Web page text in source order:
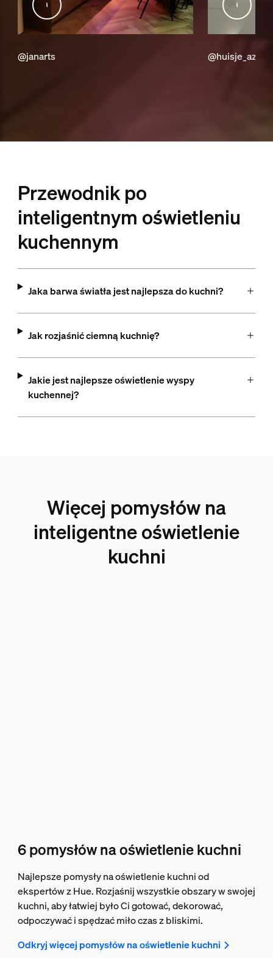
@janarts @huisje_azul
Przewodnik po
inteligentnym oświetleniu
kuchennym
Jaka barwa światła jest najlepsza do kuchni?
Jak rozjaśnić ciemną kuchnię?
Jakie jest najlepsze oświetlenie wyspy
kuchennej?
Więcej pomysłów na
inteligentne oświetlenie
kuchni
6 pomysłów na oświetlenie kuchni
Najlepsze pomysły na oświetlenie kuchni od
ekspertów z Hue. Rozjaśnij wszystkie obszary w swojej
kuchni, aby łatwiej było Ci gotować, dekorować,
odpoczywać i spędzać miło czas z bliskimi.
Odkryj więcej pomysłów na oświetlenie kuchni